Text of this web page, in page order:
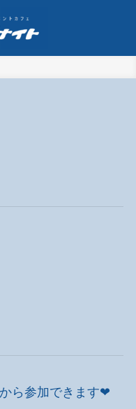
ら参加できます❤